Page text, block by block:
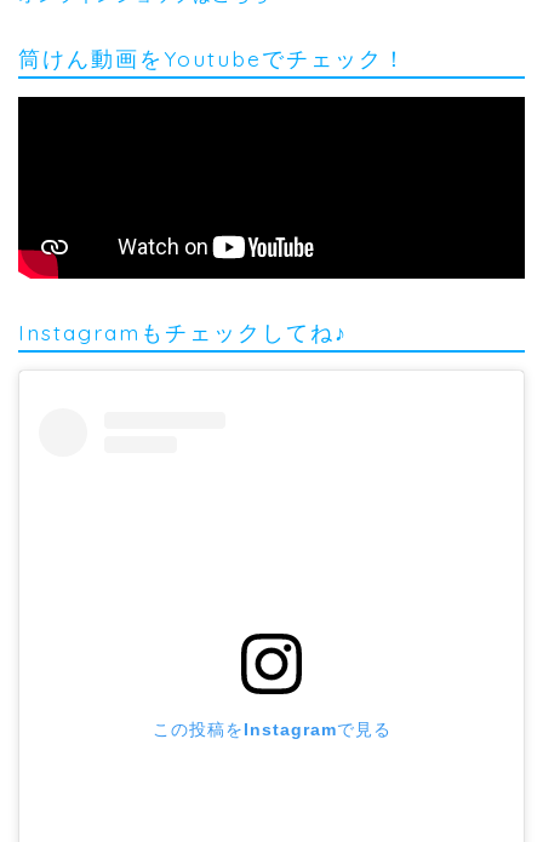
筒けん動画をYoutubeでチェック！
Instagramもチェックしてね♪
この投稿をInstagramで見る